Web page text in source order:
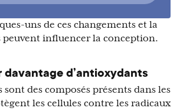
uns de ces changements et la
influencer la conception.
davantage d’antioxydants
des composés présents dans les
les cellules contre les radicaux